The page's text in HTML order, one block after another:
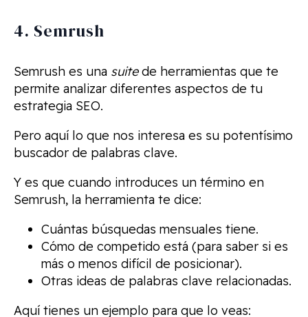
4. Semrush
Semrush es una suitede herramientas que te
permite analizar diferentes aspectos de tu
estrategia SEO.
Pero aquí lo que nos interesa es su potentísimo
buscador de palabras clave.
Y es que cuando introduces un término en
Semrush, la herramienta te dice:
Cuántas búsquedas mensuales tiene.
Cómo de competido está (para saber si es
más o menos difícil de posicionar).
Otras ideas de palabras clave relacionadas.
Aquí tienes un ejemplo para que lo veas: